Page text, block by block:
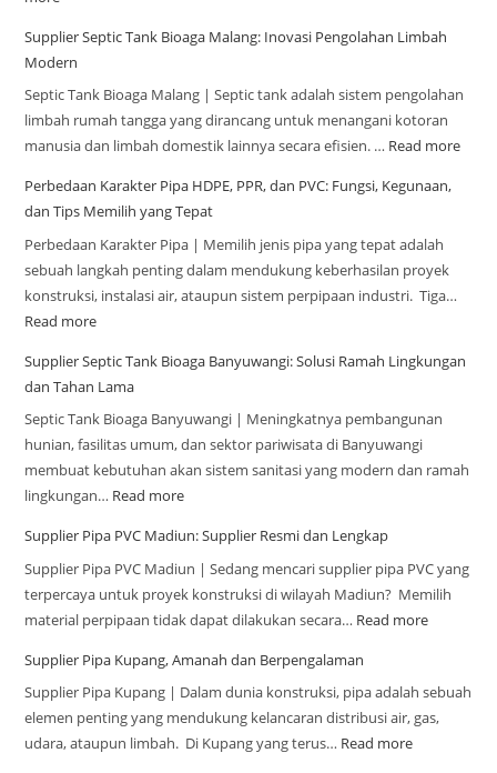
Supplier Septic Tank Bioaga Malang: Inovasi Pengolahan Limbah
Modern
Septic Tank Bioaga Malang | Septic tank adalah sistem pengolahan
limbah rumah tangga yang dirancang untuk menangani kotoran
manusia dan limbah domestik lainnya secara efisien. … Read more
Perbedaan Karakter Pipa HDPE, PPR, dan PVC: Fungsi, Kegunaan,
dan Tips Memilih yang Tepat
Perbedaan Karakter Pipa | Memilih jenis pipa yang tepat adalah
sebuah langkah penting dalam mendukung keberhasilan proyek
konstruksi, instalasi air, ataupun sistem perpipaan industri. Tiga…
Read more
Supplier Septic Tank Bioaga Banyuwangi: Solusi Ramah Lingkungan
dan Tahan Lama
Septic Tank Bioaga Banyuwangi | Meningkatnya pembangunan
hunian, fasilitas umum, dan sektor pariwisata di Banyuwangi
membuat kebutuhan akan sistem sanitasi yang modern dan ramah
lingkungan… Read more
Supplier Pipa PVC Madiun: Supplier Resmi dan Lengkap
Supplier Pipa PVC Madiun | Sedang mencari supplier pipa PVC yang
terpercaya untuk proyek konstruksi di wilayah Madiun? Memilih
material perpipaan tidak dapat dilakukan secara… Read more
Supplier Pipa Kupang, Amanah dan Berpengalaman
Supplier Pipa Kupang | Dalam dunia konstruksi, pipa adalah sebuah
elemen penting yang mendukung kelancaran distribusi air, gas,
udara, ataupun limbah. Di Kupang yang terus… Read more